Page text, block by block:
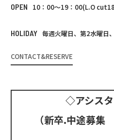
OPEN
10：00～19：00(L.O
HOLIDAY 毎週火曜日、第2水曜日
CONTACT&RESERVE
◇アシス
（新卒.中途募集